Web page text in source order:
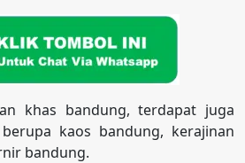
khas bandung, terdapat juga
kaos bandung, kerajinan
bandung.